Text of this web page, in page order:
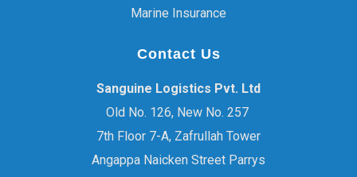
Marine Insurance
Contact Us
Sanguine Logistics Pvt. Ltd
Old No. 126, New No. 257
7th Floor 7-A, Zafrullah Tower
Angappa Naicken Street Parrys